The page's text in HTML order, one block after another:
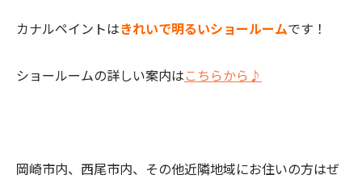
カナルペイントはきれいで明るいショールームです！
ショールームの詳しい案内はこちらから♪
岡崎市内、西尾市内、その他近隣地域にお住いの方はぜ